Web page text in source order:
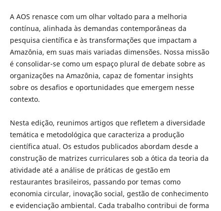
A AOS renasce com um olhar voltado para a melhoria
contínua, alinhada às demandas contemporâneas da
pesquisa científica e às transformações que impactam a
Amazônia, em suas mais variadas dimensões. Nossa missão
é consolidar-se como um espaço plural de debate sobre as
organizações na Amazônia, capaz de fomentar insights
sobre os desafios e oportunidades que emergem nesse
contexto.
Nesta edição, reunimos artigos que refletem a diversidade
temática e metodológica que caracteriza a produção
científica atual. Os estudos publicados abordam desde a
construção de matrizes curriculares sob a ótica da teoria da
atividade até a análise de práticas de gestão em
restaurantes brasileiros, passando por temas como
economia circular, inovação social, gestão de conhecimento
e evidenciação ambiental. Cada trabalho contribui de forma